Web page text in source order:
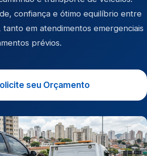
confiança e ótimo equilíbrio entre
em atendimentos emergenciais
prévios.
seu Orçamento